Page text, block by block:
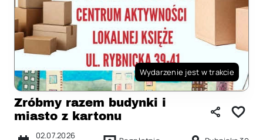
Wydarzenie jest w trakcie
Zróbmy razem budynki i
miasto z kartonu
02.07.2026